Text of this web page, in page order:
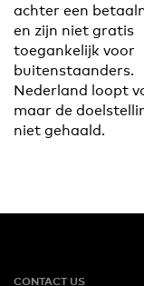
achter een
en zijn niet gratis
toegankelijk voor
buitenstaanders.
Nederland loopt
maar de
niet gehaald.
CONTACT US